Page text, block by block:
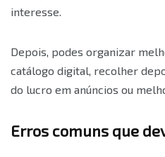
interesse.
Depois, podes organizar
catálogo digital, recolher
do lucro em anúncios ou
Erros comuns que